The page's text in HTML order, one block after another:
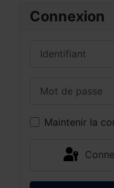
Connexion
Maintenir la